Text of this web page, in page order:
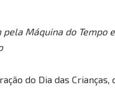
pela Máquina do Tempo
do Dia das